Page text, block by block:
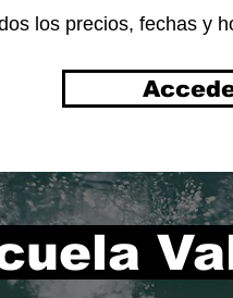
los precios, fechas y